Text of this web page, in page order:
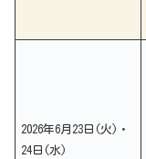
2026年6月23日(火)・
24日(水)